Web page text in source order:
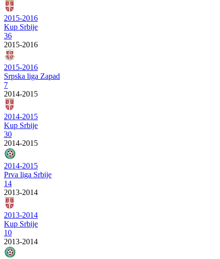
2015-2016
Kup Srbije
36
2015-2016
2015-2016
Srpska liga Zapad
7
2014-2015
2014-2015
Kup Srbije
30
2014-2015
2014-2015
Prva liga Srbije
14
2013-2014
2013-2014
Kup Srbije
10
2013-2014